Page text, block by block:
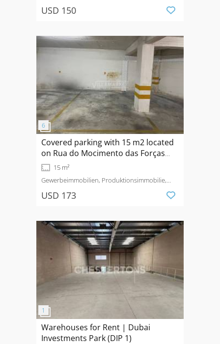
USD 150
Covered parking with 15 m2 located
on Rua do Mocimento das Forças
Armadas in the epicenter of
Albufeira
15 m²
Gewerbeimmobilien, Produktionsimmobilie,
USD 173
Warehouses for Rent | Dubai
Investments Park (DIP 1)